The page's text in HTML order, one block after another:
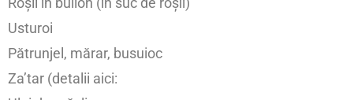
Usturoi
Pătrunjel, mărar, busuioc
Za’tar (detalii aici: